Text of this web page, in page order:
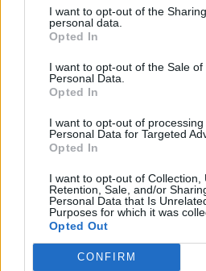
I want to opt-out of the
personal data.
Opted In
I want to opt-out of the Sale of
Personal Data.
Opted In
I want to opt-out of processing
Personal Data for Targeted
Opted In
I want to opt-out of Collection,
Retention, Sale, and/or
Personal Data that Is
Purposes for which it was
Opted Out
CONFIRM
πύλες του σε όλους
Χριστουγεννιάτικο bazaar
από τη Σ. Χρηστίδου
05/12/2017 - 02:00